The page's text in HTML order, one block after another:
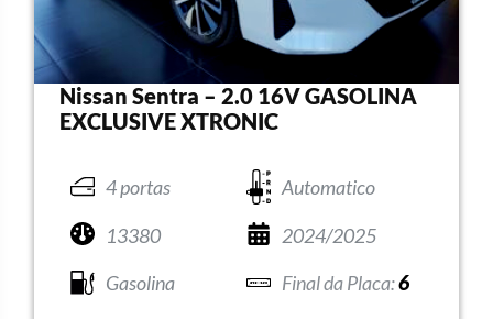
Nissan Sentra – 2.0 16V GASOLINA
EXCLUSIVE XTRONIC
4 portas
Automatico
13380
2024/2025
Gasolina
6